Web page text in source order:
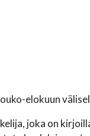
elokuun
joka on